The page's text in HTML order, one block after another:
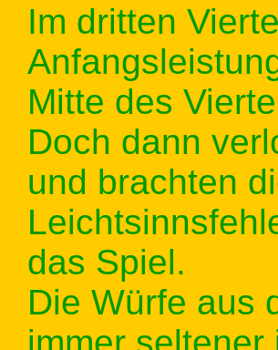
Im dritten
Mitte des
Doch dann
und brachten
das Spiel.
Die Würfe aus
immer